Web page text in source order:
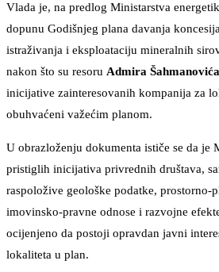
Vlada je, na predlog Ministarstva
dopunu Godišnjeg plana davanja
istraživanja i eksploataciju mineralnih
nakon što su resoru Admira Šahmanovića
inicijative zainteresovanih kompanija za
obuhvaćeni važećim planom.
U obrazloženju dokumenta ističe se da je
pristiglih inicijativa privrednih društava,
raspoložive geološke podatke, prostorno-
imovinsko-pravne odnose i razvojne
ocijenjeno da postoji opravdan javni
lokaliteta u plan.